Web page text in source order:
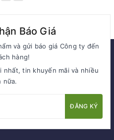
Báo Giá
và gửi báo giá Công ty đến
hàng!
nhất, tin khuyến mãi và nhiều
nữa.
ĐĂNG KÝ